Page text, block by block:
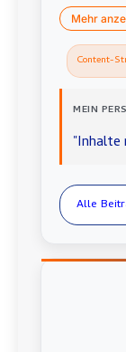
Mehr
Content-
MEIN
"Inhalte
Alle